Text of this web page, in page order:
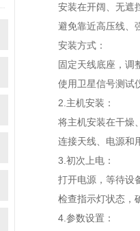
安装在开阔、无遮挡
避免靠近高压线、
安装方式：
固定天线底座，调整
使用卫星信号测试仪
2.主机安装：
将主机安装在干燥
连接天线、电源和
3.初次上电：
打开电源，等待设
检查指示灯状态，
4.参数设置：